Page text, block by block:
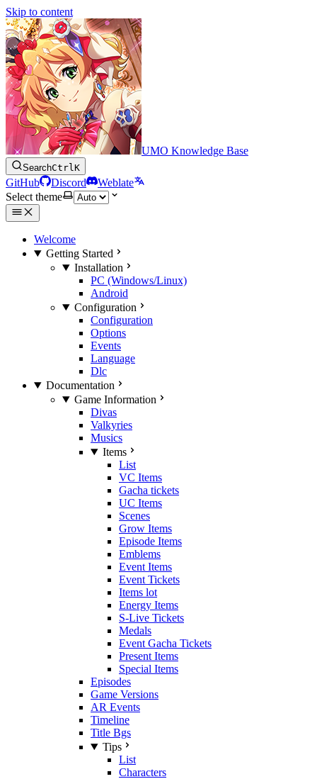
Skip to content
UMO Knowledge Base
SearchCtrlK
GitHub Discord
Weblate
Select theme
Welcome
Getting Started
Installation
PC (Windows/Linux)
Android
Configuration
Configuration
Options
Events
Language
Dlc
Documentation
Game Information
Divas
Valkyries
Musics
Items
List
VC Items
Gacha tickets
UC Items
Scenes
Grow Items
Episode Items
Emblems
Event Items
Event Tickets
Items lot
Energy Items
S-Live Tickets
Medals
Event Gacha Tickets
Present Items
Special Items
Episodes
Game Versions
AR Events
Timeline
Title Bgs
Tips
List
Characters